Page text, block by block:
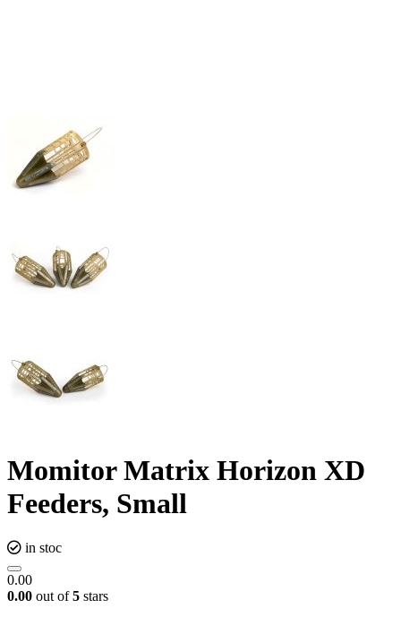
Momitor Matrix Horizon XD
Feeders, Small
in stoc
0.00
0.00 out of5 stars